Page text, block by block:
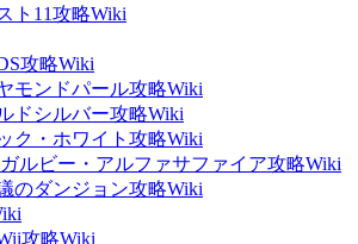
ト11攻略Wiki
攻略Wiki
モンドパール攻略Wiki
ドシルバー攻略Wiki
ク・ホワイト攻略Wiki
ルビー・アルファサファイア攻略Wiki
のダンジョン攻略Wiki
攻略Wiki